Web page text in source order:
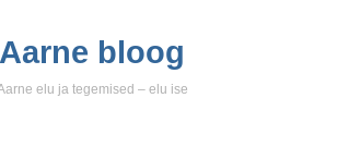
Aarne bloog
elu ja tegemised – elu ise